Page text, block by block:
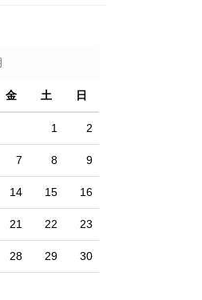
金 土 日
1 2
7 8 9
14 15 16
21 22 23
28 29 30